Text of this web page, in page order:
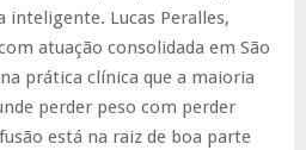
inteligente. Lucas Peralles,
atuação consolidada em São
prática clínica que a maioria
perder peso com perder
está na raiz de boa parte